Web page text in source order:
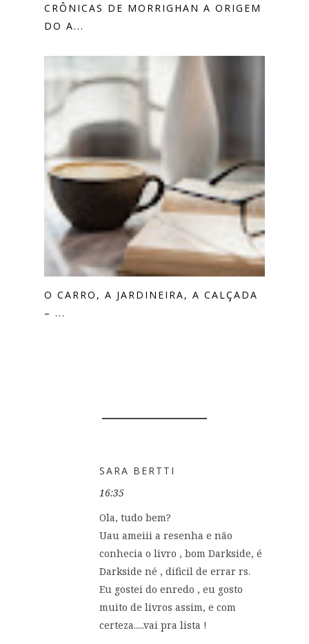
CRÔNICAS DE MORRIGHAN A ORIGEM
DO A...
O CARRO, A JARDINEIRA, A CALÇADA
– ...
SARA BERTTI
16:35
Ola, tudo bem?
Uau ameiii a resenha e não
conhecia o livro , bom Darkside, é
Darkside né , dificil de errar rs.
Eu gostei do enredo , eu gosto
muito de livros assim, e com
certeza.....vai pra lista !